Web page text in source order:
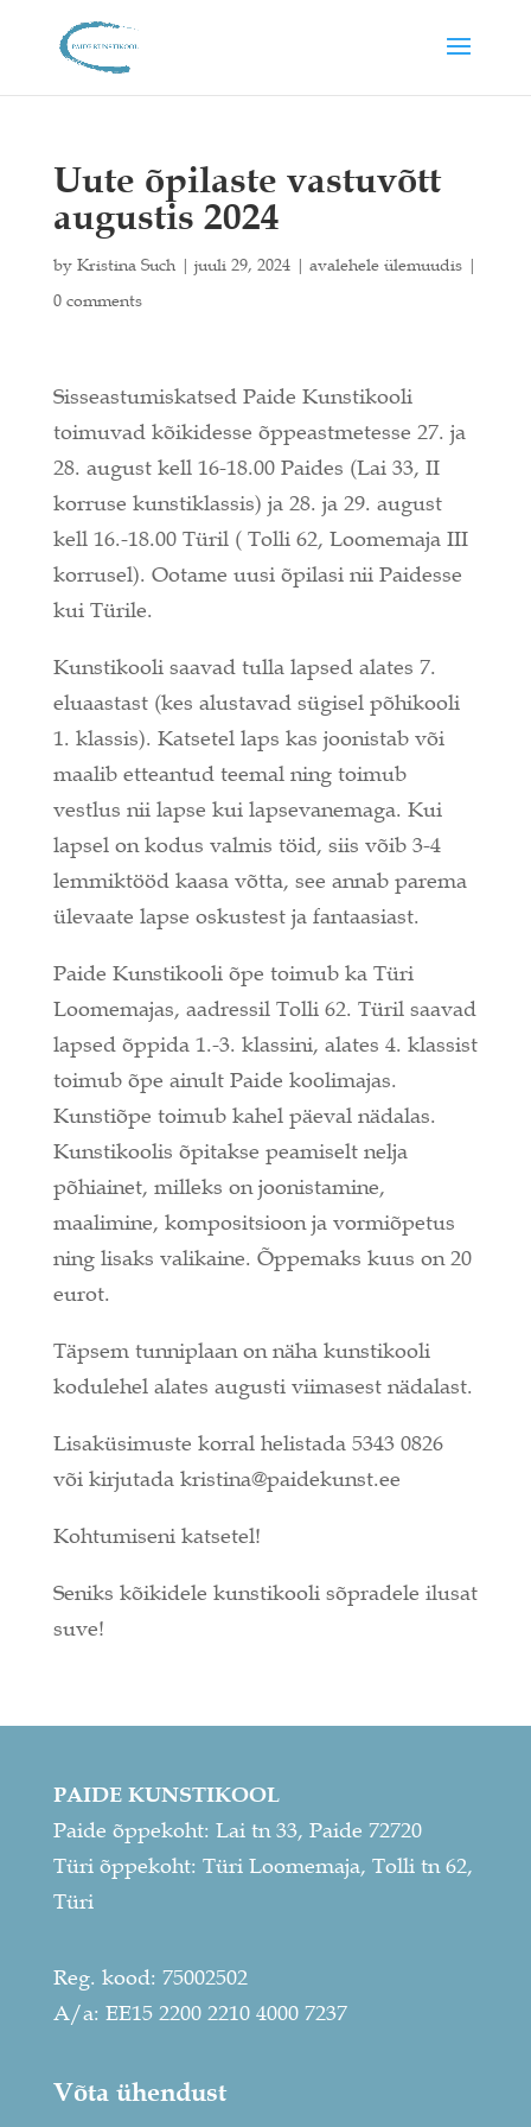
Uute õpilaste vastuvõtt
augustis 2024
by Kristina Such| juuli 29, 2024| avalehele ülemuudis|
0 comments
Sisseastumiskatsed Paide Kunstikooli
toimuvad kõikidesse õppeastmetesse 27. ja
28. august kell 16-18.00 Paides (Lai 33, II
korruse kunstiklassis) ja 28. ja 29. august
kell 16.-18.00 Türil ( Tolli 62, Loomemaja III
korrusel). Ootame uusi õpilasi nii Paidesse
kui Türile.
Kunstikooli saavad tulla lapsed alates 7.
eluaastast (kes alustavad sügisel põhikooli
1. klassis). Katsetel laps kas joonistab või
maalib etteantud teemal ning toimub
vestlus nii lapse kui lapsevanemaga. Kui
lapsel on kodus valmis töid, siis võib 3-4
lemmiktööd kaasa võtta, see annab parema
ülevaate lapse oskustest ja fantaasiast.
Paide Kunstikooli õpe toimub ka Türi
Loomemajas, aadressil Tolli 62. Türil saavad
lapsed õppida 1.-3. klassini, alates 4. klassist
toimub õpe ainult Paide koolimajas.
Kunstiõpe toimub kahel päeval nädalas.
Kunstikoolis õpitakse peamiselt nelja
põhiainet, milleks on joonistamine,
maalimine, kompositsioon ja vormiõpetus
ning lisaks valikaine. Õppemaks kuus on 20
eurot.
Täpsem tunniplaan on näha kunstikooli
kodulehel alates augusti viimasest nädalast.
Lisaküsimuste korral helistada 5343 0826
või kirjutada kristina@paidekunst.ee
Kohtumiseni katsetel!
Seniks kõikidele kunstikooli sõpradele ilusat
suve!
PAIDE KUNSTIKOOL
Paide õppekoht: Lai tn 33, Paide 72720
Türi õppekoht: Türi Loomemaja, Tolli tn 62,
Türi
Reg. kood: 75002502
A/a: EE15 2200 2210 4000 7237
Võta ühendust